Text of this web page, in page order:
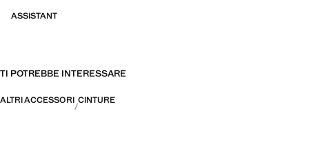
ASSISTANT
TI POTREBBE INTERESSARE
ALTRI ACCESSORI CINTURE